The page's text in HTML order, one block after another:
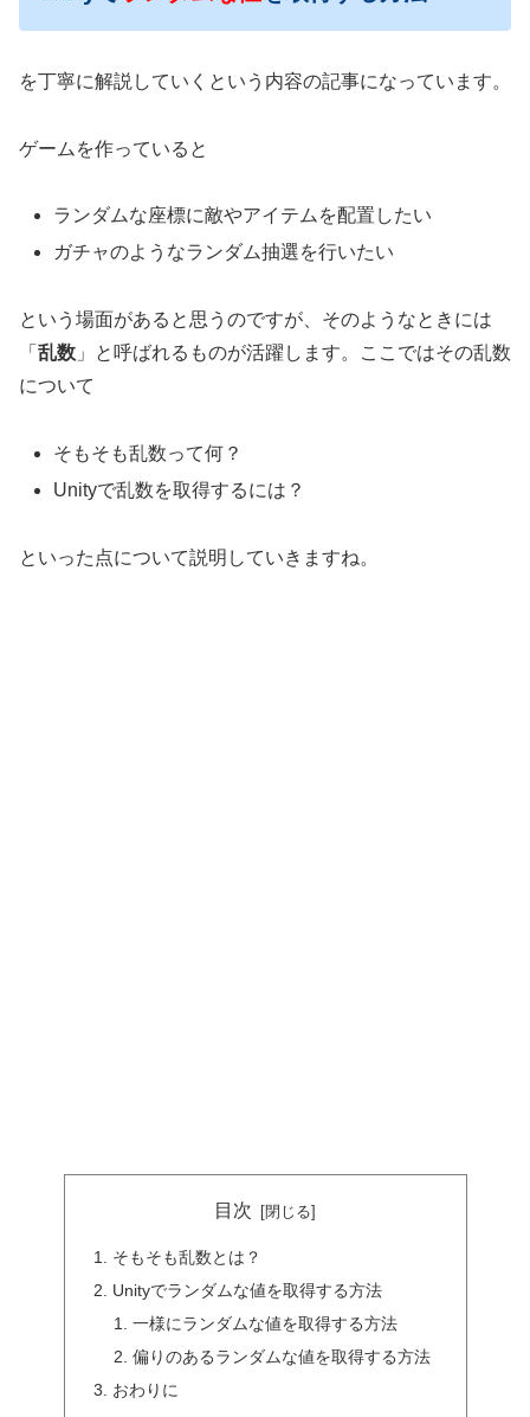
を丁寧に解説していくという内容の記事になっています。
ゲームを作っていると
ランダムな座標に敵やアイテムを配置したい
ガチャのようなランダム抽選を行いたい
という場面があると思うのですが、そのようなときには
「 乱数 」と呼ばれるものが活躍します。ここではその乱数
について
そもそも乱数って何？
Unityで乱数を取得するには？
といった点について説明していきますね。
目次
そもそも乱数とは？
Unityでランダムな値を取得する方法
一様にランダムな値を取得する方法
偏りのあるランダムな値を取得する方法
おわりに